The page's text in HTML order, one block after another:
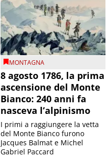
MONTAGNA
8 agosto 1786, la prima
ascensione del Monte
Bianco: 240 anni fa
nasceva l’alpinismo
I primi a raggiungere la vetta
del Monte Bianco furono
Jacques Balmat e Michel
Gabriel Paccard